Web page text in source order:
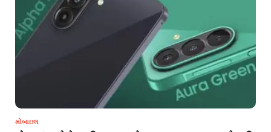
મોબાઇલ